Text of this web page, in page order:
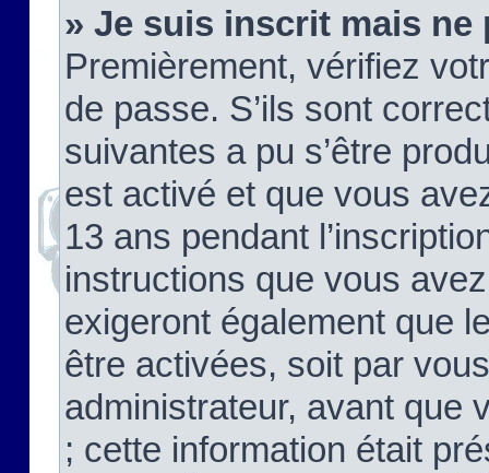
» Je suis inscrit mais ne
Premièrement, vérifiez
de passe. S’ils sont
suivantes a pu s’être
est activé et que vous
13 ans pendant
instructions que vous
exigeront également que
être activées, soit par
administrateur, avant que
; cette information était